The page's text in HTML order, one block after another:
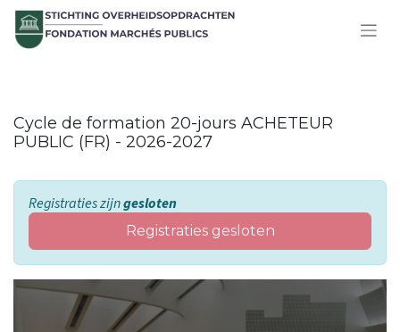
Cycle de formation 20-jours ACHETEUR
PUBLIC (FR) - 2026-2027
Registraties zijngesloten
Registraties gesloten